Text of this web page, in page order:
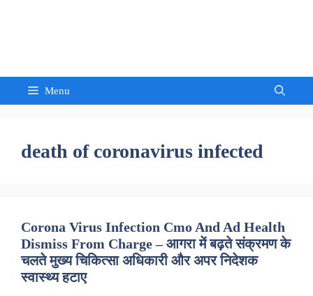
Menu
death of coronavirus infected
Corona Virus Infection Cmo And Ad Health
Dismiss From Charge – आगरा में बढ़ते संक्रमण के
चलते मुख्य चिकित्सा अधिकारी और अपर निदेशक
स्वास्थ्य हटाए